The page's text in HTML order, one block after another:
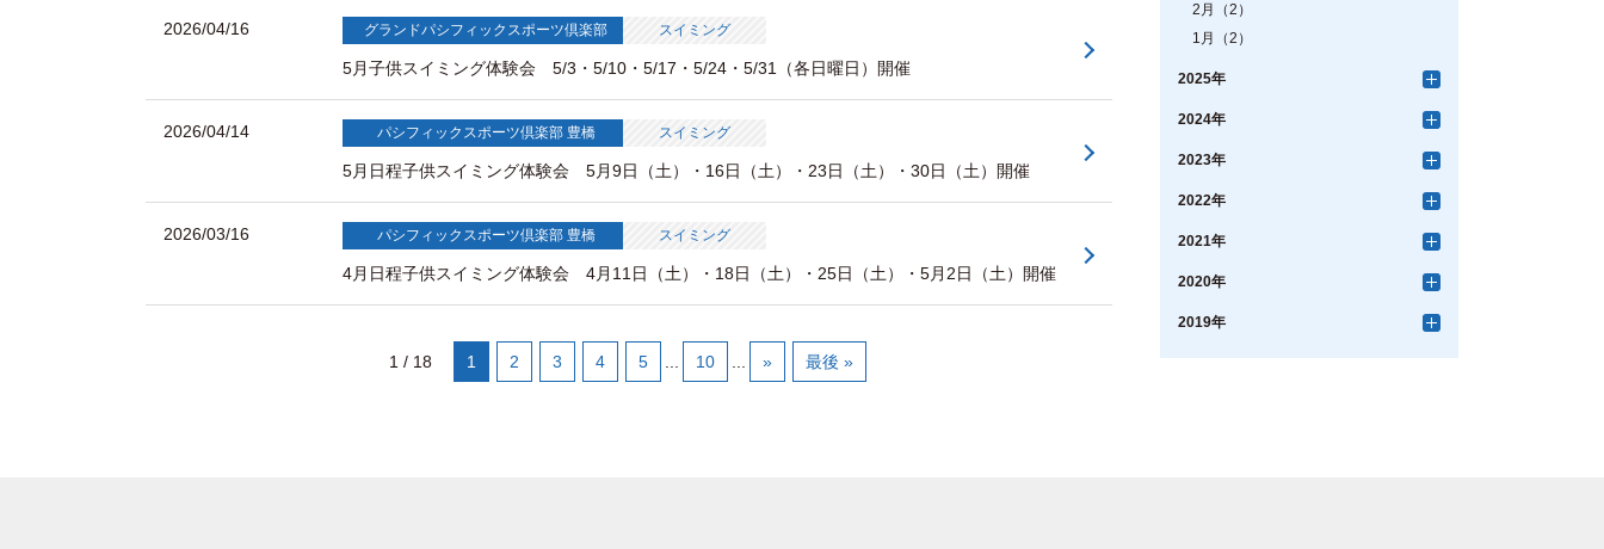
2026/04/16 グランドパシフィックスポーツ倶楽部 スイミング
5月子供スイミング体験会 5/3・5/10・5/17・5/24・5/31（各日曜日）開催
2026/04/14 パシフィックスポーツ倶楽部 豊橋 スイミング
5月日程子供スイミング体験会 5月9日（土）・16日（土）・23日（土）・30日（土）開催
2026/03/16 パシフィックスポーツ倶楽部 豊橋 スイミング
4月日程子供スイミング体験会 4月11日（土）・18日（土）・25日（土）・5月2日（土）開催
1 / 18 1 2 3 4 5 10 » 最後 »
2月（2）
1月（2）
2025年
2024年
2023年
2022年
2021年
2020年
2019年